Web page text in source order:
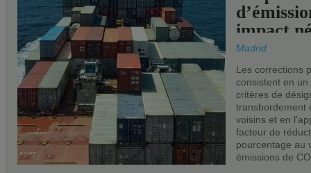
impact
les ports
Madrid
Les corrections
consistent en
critères de
transbordement
voisins et en
facteur de
pourcentage au
émissions de